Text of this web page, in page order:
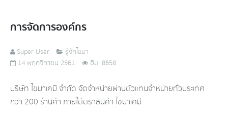
การจัดการองค์กร
Super User
รู้จักไซมา
14 พฤศจิกายน 2561
ฮิต: 8658
บริษัท ไซมาเคมี จำกัด จัดจำหน่ายผ่านตัวแทนจำหน่ายทั่วประเทศ
กว่า 200 ร้านค้า ภายใต้ตราสินค้า ไซมาเคมี